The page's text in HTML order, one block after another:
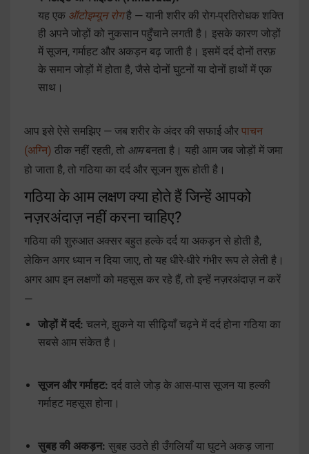
यह एक ऑटोइम्यून रोगहै — यानी शरीर की रोग-प्रतिरोधक शक्ति
ही अपने जोड़ों को नुकसान पहुँचाने लगती है। इसके कारण जोड़ों
में सूजन, गर्माहट और अकड़न बढ़ जाती है। इसमें दर्द दोनों तरफ़
के समान जोड़ों में होता है, जैसे दोनों घुटनों या दोनों हाथों में एक
साथ।
आप इसे ऐसे समझिए — जब शरीर के अंदर की सफाई और पाचन
(अग्नि) ठीक नहीं रहती, तो आमबनता है। यही आम जब जोड़ों में जमा
हो जाता है, तो गठिया का दर्द और सूजन शुरू होती है।
गठिया के आम लक्षण क्या होते हैं जिन्हें आपको
नज़रअंदाज़ नहीं करना चाहिए?
गठिया की शुरुआत अक्सर बहुत हल्के दर्द या अकड़न से होती है,
लेकिन अगर ध्यान न दिया जाए, तो यह धीरे-धीरे गंभीर रूप ले लेती है।
अगर आप इन लक्षणों को महसूस कर रहे हैं, तो इन्हें नज़रअंदाज़ न करें
—
जोड़ों में दर्द: चलने, झुकने या सीढ़ियाँ चढ़ने में दर्द होना गठिया का
सबसे आम संकेत है।
सूजन और गर्माहट: दर्द वाले जोड़ के आस-पास सूजन या हल्की
गर्माहट महसूस होना।
सुबह की अकड़न: सुबह उठते ही उँगलियाँ या घुटने अकड़ जाना